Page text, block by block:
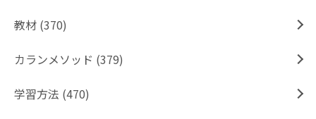
教材 (370)
カランメソッド (379)
学習方法 (470)